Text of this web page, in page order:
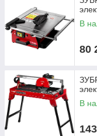
В
80
В